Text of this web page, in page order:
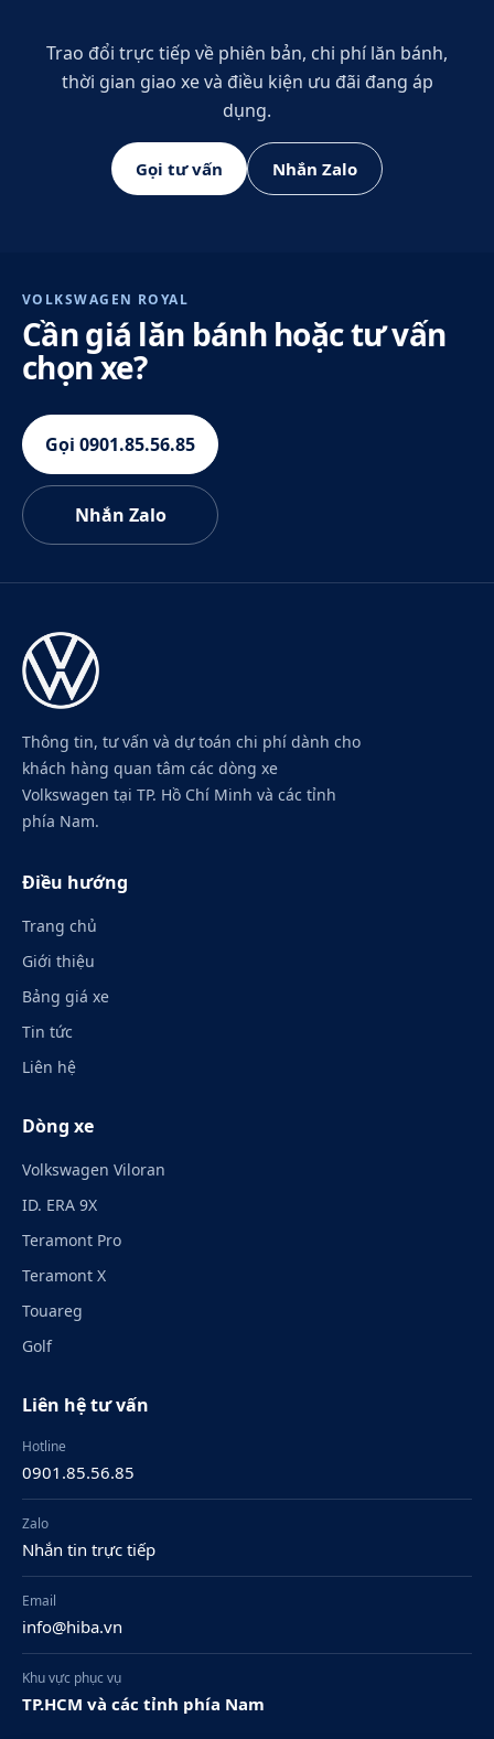
Trao đổi trực tiếp về phiên bản, chi phí lăn bánh,
thời gian giao xe và điều kiện ưu đãi đang áp
dụng.
Gọi tư vấn Nhắn Zalo
VOLKSWAGEN ROYAL
Cần giá lăn bánh hoặc tư vấn
chọn xe?
Gọi 0901.85.56.85
Nhắn Zalo
Thông tin, tư vấn và dự toán chi phí dành cho
khách hàng quan tâm các dòng xe
Volkswagen tại TP. Hồ Chí Minh và các tỉnh
phía Nam.
Điều hướng
Trang chủ
Giới thiệu
Bảng giá xe
Tin tức
Liên hệ
Dòng xe
Volkswagen Viloran
ID. ERA 9X
Teramont Pro
Teramont X
Touareg
Golf
Liên hệ tư vấn
Hotline
0901.85.56.85
Zalo
Nhắn tin trực tiếp
Email
info@hiba.vn
Khu vực phục vụ
TP.HCM và các tỉnh phía Nam